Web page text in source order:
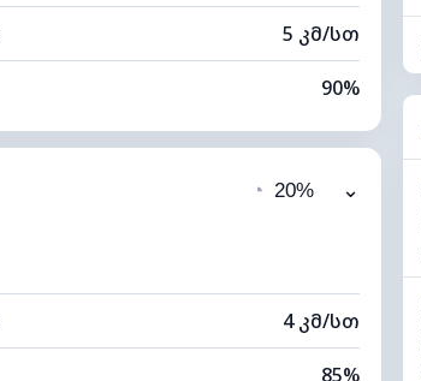
5 კმ/სთ
90%
68%
10 კმ
◔ 20% ⌄
4 კმ/სთ
85%